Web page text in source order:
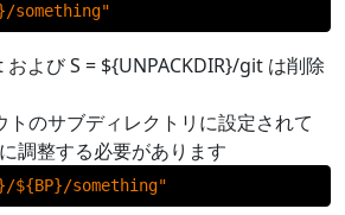
something"
よび S = ${UNPACKDIR}/git は削除
のサブディレクトリに設定されて
調整する必要があります
${BP}/something"